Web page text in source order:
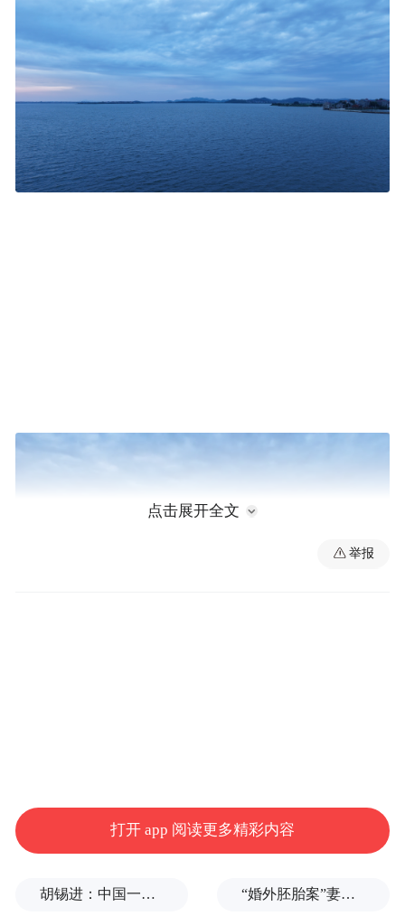
点击展开全文
举报
打开 app 阅读更多精彩内容
胡锡进：中国一天怒回五拳，中美最新较量会走多远？ “婚外胚胎案”妻子：患病期间男方疑似多次有外遇，第三者经营的茶馆距自己家步行仅15分钟